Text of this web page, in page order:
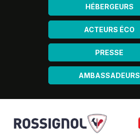
HÉBERGEURS
ACTEURS ÉCO
PRESSE
AMBASSADEURS